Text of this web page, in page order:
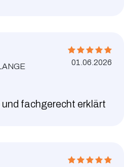
01.06.2026
fachgerecht erklärt